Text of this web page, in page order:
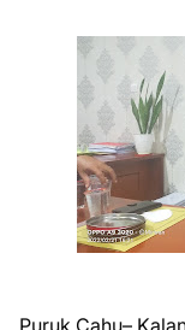
Puruk Cahu–